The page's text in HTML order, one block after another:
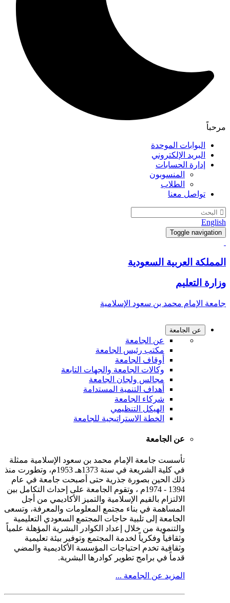
مرحباً
البوابات الموحدة
البريد الإلكتروني
إدارة الحسابات
المنسوبون
الطلاب
تواصل معنا
English
Toggle navigation
المملكة العربية السعودية
وزارة التعليم
جامعة الإمام محمد بن سعود الإسلامية
عن الجامعة
عن الجامعة
مكتب رئيس الجامعة
أوقاف الجامعة
وكالات الجامعة والجهات التابعة
مجالس ولجان الجامعة
أهداف التنمية المستدامة
شركاء الجامعة
الهيكل التنظيمي
الخطة الاستراتيجية للجامعة
عن الجامعة
تأسست جامعة الإمام محمد بن سعود الإسلامية ممثلة
في كلية الشريعة في سنة 1373هـ 1953م، وتطورت منذ
ذلك الحين بصورة جذرية حتى أصبحت جامعة في عام
1394 - 1974م ، وتقوم الجامعة على إحداث التكامل بين
الالتزام بالقيم الإسلامية والتميز الأكاديمي من أجل
المساهمة في بناء مجتمع المعلومات والمعرفة، وتسعى
الجامعة إلى تلبية حاجات المجتمع السعودي التعليمية
والتنموية من خلال إعداد الكوادر البشرية المؤهلة علمياً
وثقافياً وفكرياً لخدمة المجتمع وتوفير بيئة تعليمية
وثقافية تخدم احتياجات المؤسسة الأكاديمية والمضي
قدماً في برامج تطوير كوادرها البشرية.
المزيد عن الجامعة ...